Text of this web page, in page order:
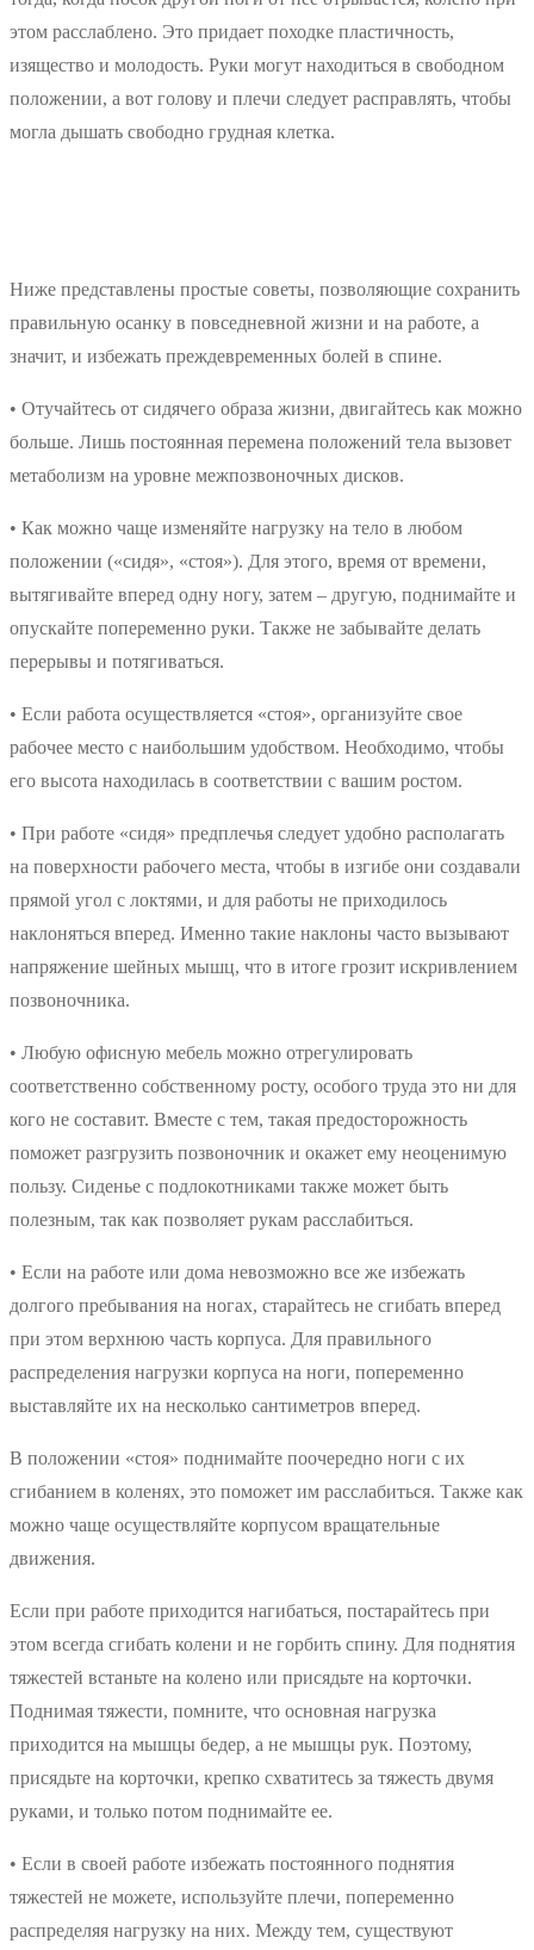
этом расслаблено. Это придает походке пластичность,
изящество и молодость. Руки могут находиться в свободном
положении, а вот голову и плечи следует расправлять, чтобы
могла дышать свободно грудная клетка.
Ниже представлены простые советы, позволяющие сохранить
правильную осанку в повседневной жизни и на работе, а
значит, и избежать преждевременных болей в спине.
• Отучайтесь от сидячего образа жизни, двигайтесь как можно
больше. Лишь постоянная перемена положений тела вызовет
метаболизм на уровне межпозвоночных дисков.
• Как можно чаще изменяйте нагрузку на тело в любом
положении («сидя», «стоя»). Для этого, время от времени,
вытягивайте вперед одну ногу, затем – другую, поднимайте и
опускайте попеременно руки. Также не забывайте делать
перерывы и потягиваться.
• Если работа осуществляется «стоя», организуйте свое
рабочее место с наибольшим удобством. Необходимо, чтобы
его высота находилась в соответствии с вашим ростом.
• При работе «сидя» предплечья следует удобно располагать
на поверхности рабочего места, чтобы в изгибе они создавали
прямой угол с локтями, и для работы не приходилось
наклоняться вперед. Именно такие наклоны часто вызывают
напряжение шейных мышц, что в итоге грозит искривлением
позвоночника.
• Любую офисную мебель можно отрегулировать
соответственно собственному росту, особого труда это ни для
кого не составит. Вместе с тем, такая предосторожность
поможет разгрузить позвоночник и окажет ему неоценимую
пользу. Сиденье с подлокотниками также может быть
полезным, так как позволяет рукам расслабиться.
• Если на работе или дома невозможно все же избежать
долгого пребывания на ногах, старайтесь не сгибать вперед
при этом верхнюю часть корпуса. Для правильного
распределения нагрузки корпуса на ноги, попеременно
выставляйте их на несколько сантиметров вперед.
В положении «стоя» поднимайте поочередно ноги с их
сгибанием в коленях, это поможет им расслабиться. Также как
можно чаще осуществляйте корпусом вращательные
движения.
Если при работе приходится нагибаться, постарайтесь при
этом всегда сгибать колени и не горбить спину. Для поднятия
тяжестей встаньте на колено или присядьте на корточки.
Поднимая тяжести, помните, что основная нагрузка
приходится на мышцы бедер, а не мышцы рук. Поэтому,
присядьте на корточки, крепко схватитесь за тяжесть двумя
руками, и только потом поднимайте ее.
• Если в своей работе избежать постоянного поднятия
тяжестей не можете, используйте плечи, попеременно
распределяя нагрузку на них. Между тем, существуют